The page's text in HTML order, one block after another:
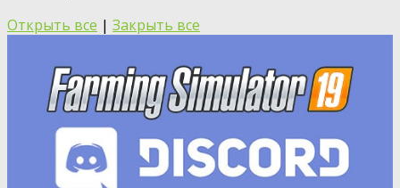
Открыть все | Закрыть все